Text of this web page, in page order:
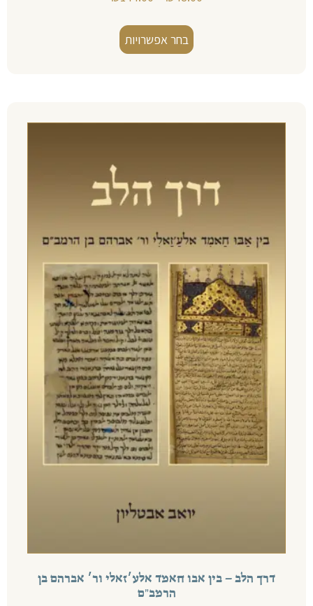
בחר אפשרויות
דרך הלב – בין אבו חאמד אלע׳זאלי ור׳ אברהם בן
הרמב״ם